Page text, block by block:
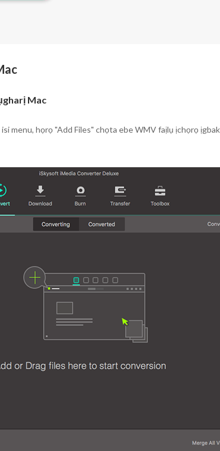
Mac
menu, họrọ "Add Files" chọta ebe WMV faịlụ ịchọrọ